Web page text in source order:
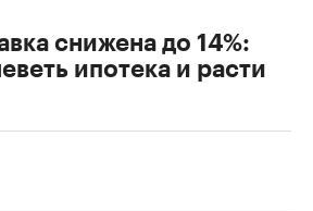
снижена до 14%:
ипотека и расти